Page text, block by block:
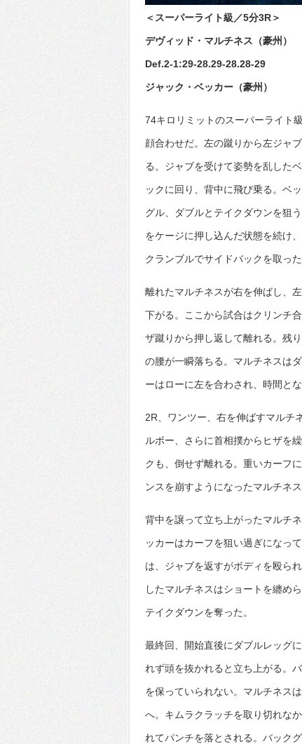
＜スーパーライト級／5分3R＞
デヴィッド・マルチネス（豪州）
Def.2-1:29-28.29-28.28-29
ジャック・ベッカー（豪州）
74キロリミットのスーパーライト
顔合わせだ。左の蹴りから左ジャ
る。ジャブを受けて姿勢を乱した
ックに回り、背中に飛び乗る。ベ
グル、ダブルとテイクダウンを狙
をケージに押し込んだ状態を続け
クランブルでサイドバックを取っ
離れたマルチネスが右を伸ばし、
下がる。ここから試合はクリンチ
ザ蹴りから押し返して離れる。残
の腰が一瞬落ちる。マルチネスは
ーはローに左を合わされ、時間とな
2R、ワンツー、右を伸ばすマルチ
ルボー、さらに首相撲からヒザを
クも、倒せず離れる。重いカーフ
ンスを崩すようになったマルチネ
背中を譲って立ち上がったマルチ
ッカーはカーフを狙い過ぎになっ
は、ジャブを返すがボディを殴ら
したマルチネスはショートを纏め
テイクダウンを奪った。
最終回、開始直後にダブルレッグ
れず頭を抜かれると立ち上がる。
を保っていられない。マルチネス
へ。キムラクラッチを取り切れな
れてパンチを落とされる。バック